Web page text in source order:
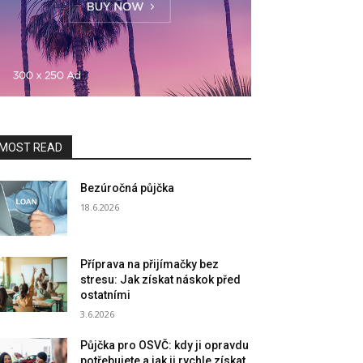
READ
Bezúročná půjčka
18.6.2026
Příprava na přijímačky bez
stresu: Jak získat náskok před
ostatními
3.6.2026
Půjčka pro OSVČ: kdy ji opravdu